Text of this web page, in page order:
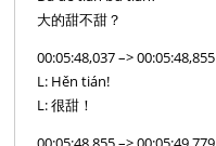
大的甜不甜？
00:05:48,037 –> 00:05:48,855
L: Hěn tián!
L: 很甜！